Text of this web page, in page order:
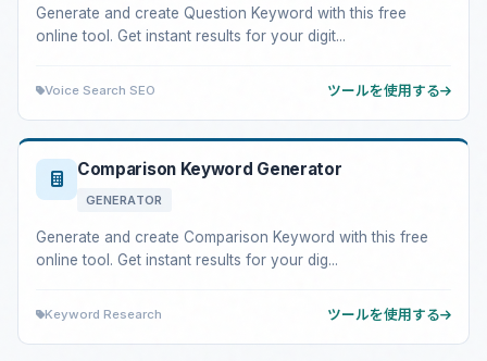
Generate and create Question Keyword with this free
online tool. Get instant results for your digit...
Voice Search SEO ツールを使用する
Comparison Keyword Generator
GENERATOR
Generate and create Comparison Keyword with this free
online tool. Get instant results for your dig...
Keyword Research ツールを使用する